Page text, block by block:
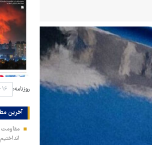
روزنامه:
آخرین
مقاومت
انداختیم